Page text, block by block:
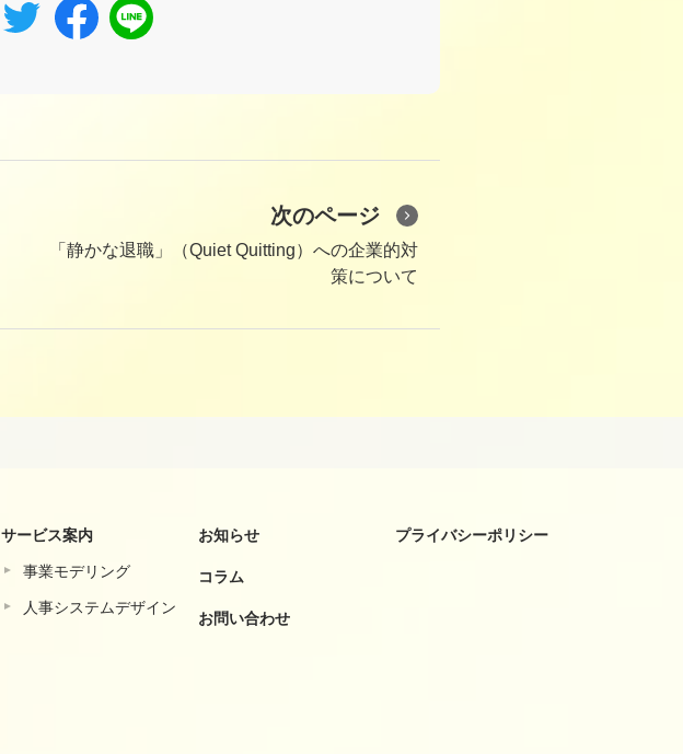
次のページ
「静かな退職」（Quiet Quitting）への企業的対
策について
サービス案内
事業モデリング
⼈事システムデザイン
お知らせ
コラム
お問い合わせ
プライバシーポリシー